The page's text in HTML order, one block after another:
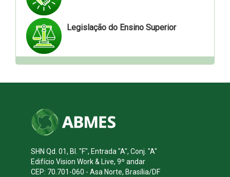
Legislação do Ensino Superior
SHN Qd. 01, Bl. "F", Entrada "A", Conj. "A"
Edifício Vision Work & Live, 9º andar
CEP: 70.701-060 - Asa Norte, Brasília/DF